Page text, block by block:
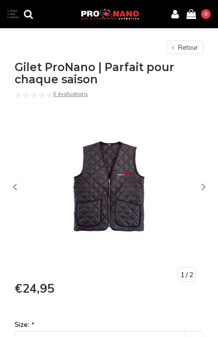
0
Retour
Gilet ProNano | Parfait pour
chaque saison
0 évaluations
1 / 2
€24,95
Size: *